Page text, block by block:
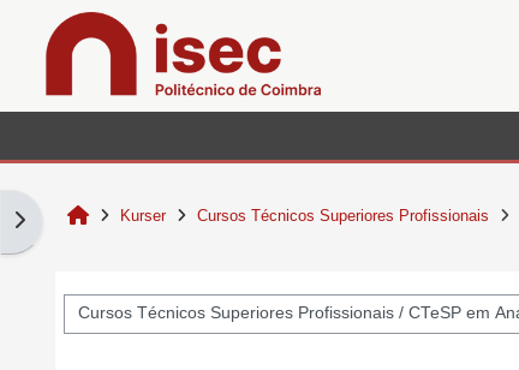
Gå direkt till huvudinnehåll
Öppna blockmeny
Home
Kurser Cursos Técnicos Superiores Profissionais
Kurskategorier